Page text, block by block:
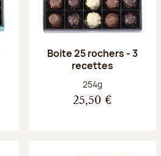
Boite 25 rochers - 3
recettes
Poids net :
254g
25,50 €